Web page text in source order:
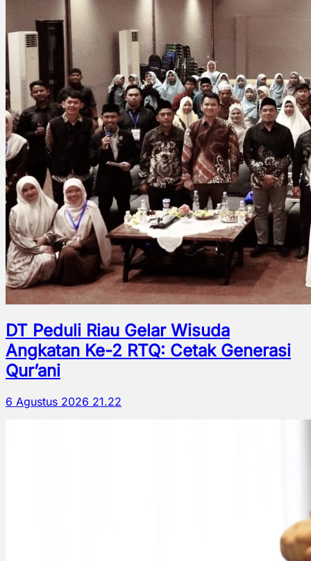
DT Peduli Riau Gelar Wisuda
Angkatan Ke-2 RTQ: Cetak Generasi
Qur’ani
6 Agustus 2026 21.22